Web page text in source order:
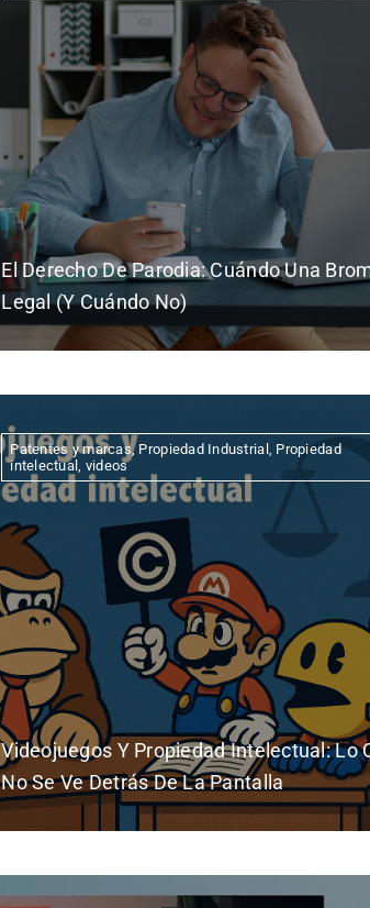
El Derecho De Parodia: Cuándo Una
Legal (y Cuándo No)
Patentes y marcas, Propiedad Industrial, Propiedad
intelectual videos
Videojuegos Y Propiedad Intelectual: Lo
No Se Ve Detrás De La Pantalla